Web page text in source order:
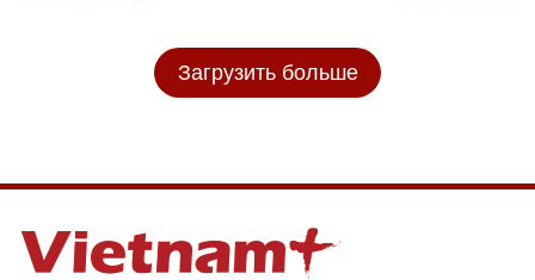
Загрузить больше